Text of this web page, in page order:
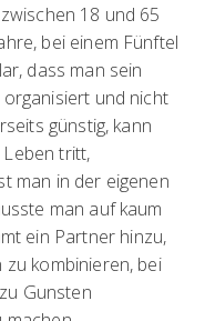
18 und 65
bei einem Fünftel
dass man sein
organisiert und nicht
günstig, kann
tritt,
man in der eigenen
man auf kaum
ein Partner hinzu,
kombinieren, bei
Gunsten